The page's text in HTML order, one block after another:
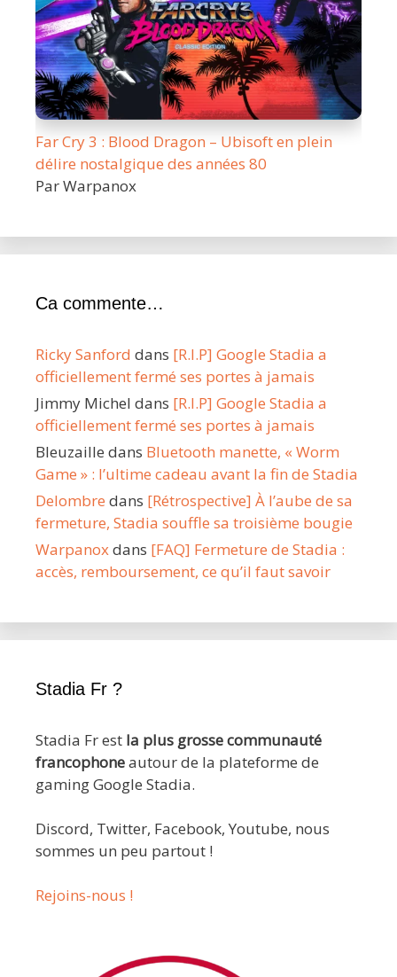
Far Cry 3 : Blood Dragon – Ubisoft en plein
délire nostalgique des années 80
Par Warpanox
Ca commente…
Ricky Sanford dans [R.I.P] Google Stadia a
officiellement fermé ses portes à jamais
Jimmy Michel dans [R.I.P] Google Stadia a
officiellement fermé ses portes à jamais
Bleuzaille dans Bluetooth manette, « Worm
Game » : l’ultime cadeau avant la fin de Stadia
Delombre dans [Rétrospective] À l’aube de sa
fermeture, Stadia souffle sa troisième bougie
Warpanoxdans [FAQ] Fermeture de Stadia :
accès, remboursement, ce qu’il faut savoir
Stadia Fr ?
Stadia Fr est la plus grosse communauté
francophoneautour de la plateforme de
gaming Google Stadia.
Discord, Twitter, Facebook, Youtube, nous
sommes un peu partout !
Rejoins-nous !